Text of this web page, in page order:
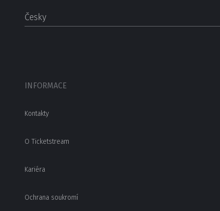
Česky
INFORMACE
Kontakty
O Ticketstream
Kariéra
Ochrana soukromí